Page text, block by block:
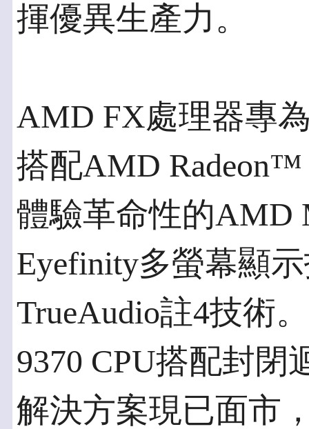
揮優異生產力。
AMD FX處理器專
搭配AMD
體驗革命性的AMD
Eyefinity多螢幕顯
TrueAudio註4技術
9370 CPU搭配封
解決方案現已面市